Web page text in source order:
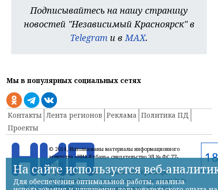
Подписывайтесь на нашу страницу
новостей "Независимый Красноярск" в
Telegram и в MAX.
Мы в популярных социальных сетях
Контакты Лента регионов Реклама Политика ПД
Проекты
© 2014, Использованы материалы информационного
агентства «НИА-Кубань» свидетельство ЭЛ № ФС 77-
52023
Учредитель сетевого издания «НИА-Красноярск» ООО
ИА «Медиа-Регион» Свидетельство о регистрации Эл №
ФС77-59710 выдано Роскомнадзором 30.10.2014
На сайте используется веб-
Для обеспечения оптимальной работы, анализа